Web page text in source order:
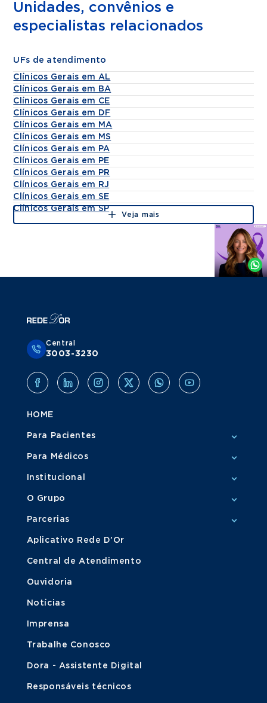
Unidades, convênios e
especialistas relacionados
UFs de atendimento
Clínicos Gerais em AL
Clínicos Gerais em BA
Clínicos Gerais em CE
Clínicos Gerais em DF
Clínicos Gerais em MA
Clínicos Gerais em MS
Clínicos Gerais em PA
Clínicos Gerais em PE
Clínicos Gerais em PR
Clínicos Gerais em RJ
Clínicos Gerais em SE
Clínicos Gerais em SP
Veja mais
Agende
Whatsapp
Central
3003-3230
HOME
Para Pacientes
Para Médicos
Institucional
O Grupo
Parcerias
Aplicativo Rede D'Or
Central de Atendimento
Ouvidoria
Notícias
Imprensa
Trabalhe Conosco
Dora - Assistente Digital
Responsáveis técnicos